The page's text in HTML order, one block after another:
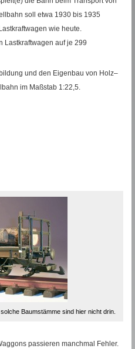
soll etwa 1930 bis 1935
wie heute.
Lastkraftwagen auf je 299
und den Eigenbau von Holz–
im Maßstab 1:22,5.
Baumstämme sind hier nicht drin.
passieren manchmal Fehler.